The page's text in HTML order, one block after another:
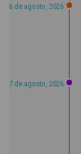
6 de agosto, 2026
7 de agosto, 2026